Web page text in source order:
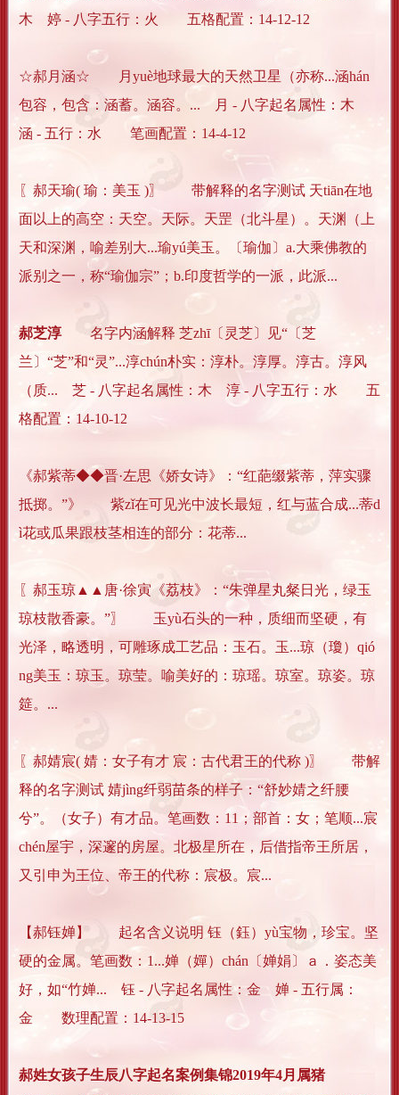
木 婷 - 八字五行：火 五格配置：14-12-12
☆郝月涵☆ 月yuè地球最大的天然卫星（亦称...涵hán
包容，包含：涵蓄。涵容。... 月 - 八字起名属性：木
涵 - 五行：水 笔画配置：14-4-12
〖郝天瑜( 瑜：美玉 )〗 带解释的名字测试 天tiān在地
面以上的高空：天空。天际。天罡（北斗星）。天渊（上
天和深渊，喻差别大...瑜yú美玉。〔瑜伽〕a.大乘佛教的
派别之一，称“瑜伽宗”；b.印度哲学的一派，此派...
郝芝淳名字内涵解释 芝zhī〔灵芝〕见“〔芝
兰〕“芝”和“灵”...淳chún朴实：淳朴。淳厚。淳古。淳风
（质... 芝 - 八字起名属性：木 淳 - 八字五行：水 五
格配置：14-10-12
《郝紫蒂◆◆晋·左思《娇女诗》：“红葩缀紫蒂，萍实骤
抵掷。”》 紫zǐ在可见光中波长最短，红与蓝合成...蒂d
ì花或瓜果跟枝茎相连的部分：花蒂...
〖郝玉琼▲▲唐·徐寅《荔枝》：“朱弹星丸粲日光，绿玉
琼枝散香豪。”〗 玉yù石头的一种，质细而坚硬，有
光泽，略透明，可雕琢成工艺品：玉石。玉...琼（瓊）qió
ng美玉：琼玉。琼莹。喻美好的：琼瑶。琼室。琼姿。琼
筵。...
〖郝婧宸( 婧：女子有才 宸：古代君王的代称 )〗 带解
释的名字测试 婧jìng纤弱苗条的样子：“舒妙婧之纤腰
兮”。（女子）有才品。笔画数：11；部首：女；笔顺...宸
chén屋宇，深邃的房屋。北极星所在，后借指帝王所居，
又引申为王位、帝王的代称：宸极。宸...
【郝钰婵】 起名含义说明 钰（鈺）yù宝物，珍宝。坚
硬的金属。笔画数：1...婵（嬋）chán〔婵娟〕ａ．姿态美
好，如“竹婵... 钰 - 八字起名属性：金 婵 - 五行属：
金 数理配置：14-13-15
郝姓女孩子生辰八字起名案例集锦2019年4月属猪